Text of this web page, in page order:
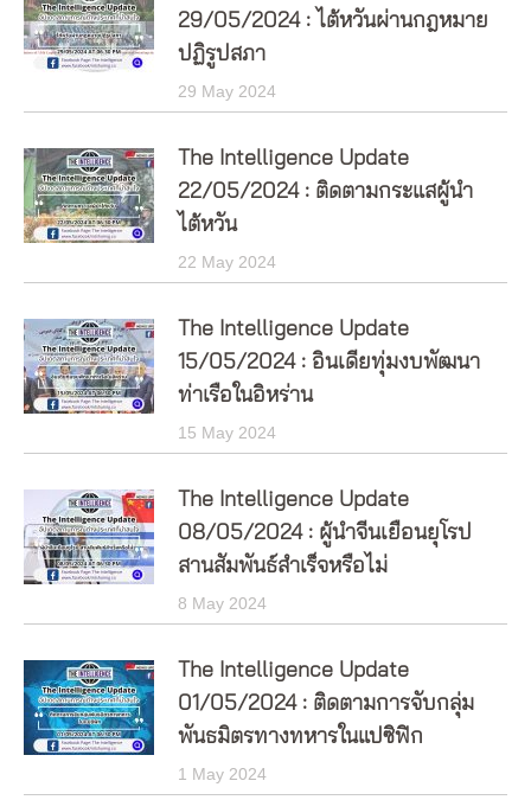
29/05/2024 : ไต้หวันผ่านกฎหมาย
ปฏิรูปสภา
29 May 2024
The Intelligence Update
22/05/2024 : ติดตามกระแสผู้นำ
ไต้หวัน
22 May 2024
The Intelligence Update
15/05/2024 : อินเดียทุ่มงบพัฒนา
ท่าเรือในอิหร่าน
15 May 2024
The Intelligence Update
08/05/2024 : ผู้นำจีนเยือนยุโรป
สานสัมพันธ์สำเร็จหรือไม่
8 May 2024
The Intelligence Update
01/05/2024 : ติดตามการจับกลุ่ม
พันธมิตรทางทหารในแปซิฟิก
1 May 2024